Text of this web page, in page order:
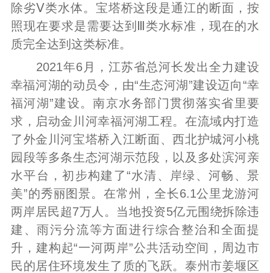
除劣Ⅴ类水体。宝塔桥这段是通江的断面，按
照现在要求是需要达到Ⅲ类水标准，现在的水
质完全达到这类标准。
2021年6月，江苏省总河长发出全力建设
幸福河湖的动员令，由“生态河湖”建设迈向“幸
福河湖”建设。南京水务部门贯彻落实省里要
求，启动金川河幸福河湖工程。在流域内打造
了外金川河宝塔桥入江断面、西北护城河小桃
园段等多条生态河湖示范段，以及多处滨河亲
水平台，初步构建了“水清、岸绿、河畅、景
美”的秀丽图景。在常州，全长6.1公里龙游河
两岸居民超7万人。当地投资5亿元围绕拆除违
建、雨污分流等方面进行综合整治和全面提
升，建构起“一河两岸”公共活动空间，周边市
民的居住环境发生了质的飞跃。泰州市姜堰区